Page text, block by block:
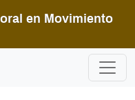
en Movimiento